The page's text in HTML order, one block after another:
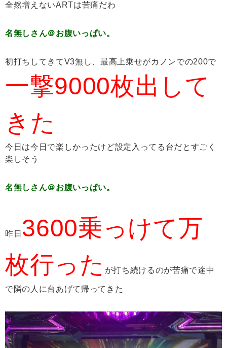
全然増えないARTは苦痛だわ
名無しさん＠お腹いっぱい。
初打ちしてきてV3無し、最高上乗せがカノンでの200で
一撃9000枚出して
きた
今日は今日で楽しかったけど設定入ってる台だとすごく
楽しそう
名無しさん＠お腹いっぱい。
昨日 3600乗っけて万
枚行った が打ち続けるのが苦痛で途中
で隣の人に台あげて帰ってきた